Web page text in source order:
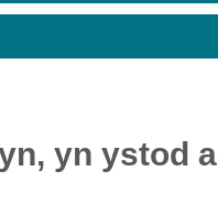
yn ystod